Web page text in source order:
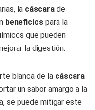
la cáscara de
beneficios para la
que pueden
la digestión.
blanca de la cáscara
un sabor amargo a la
se puede mitigar este